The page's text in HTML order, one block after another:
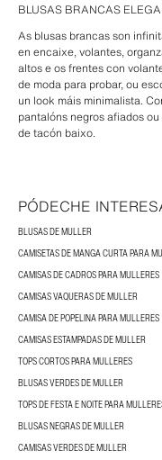
BLUSAS BRANCAS
As blusas brancas son
en encaixe, volantes,
altos e os frentes con
de moda para probar, ou
un look máis minimalista.
pantalóns negros afiados
de tacón baixo.
PÓDECHE
BLUSAS DE MULLER
CAMISETAS DE MANGA CURTA PARA
CAMISAS DE CADROS PARA MULLERES
CAMISAS VAQUERAS DE MULLER
CAMISA DE POPELINA PARA MULLERES
CAMISAS ESTAMPADAS DE MULLER
TOPS CORTOS PARA MULLERES
BLUSAS VERDES DE MULLER
TOPS DE FESTA E NOITE PARA
BLUSAS NEGRAS DE MULLER
CAMISAS VERDES DE MULLER